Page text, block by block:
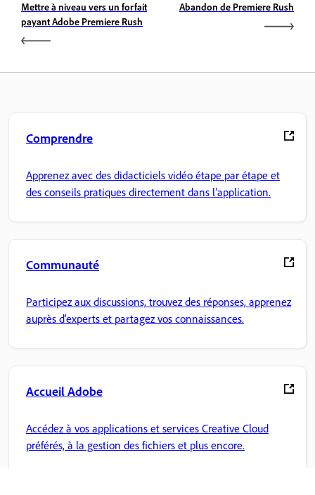
Mettre à niveau vers un forfait
payant Adobe Premiere Rush
Abandon de Premiere Rush
Comprendre
Apprenez avec des didacticiels vidéo étape par étape et
des conseils pratiques directement dans l’application.
Communauté
Participez aux discussions, trouvez des réponses, apprenez
auprès d'experts et partagez vos connaissances.
Accueil Adobe
Accédez à vos applications et services Creative Cloud
préférés, à la gestion des fichiers et plus encore.